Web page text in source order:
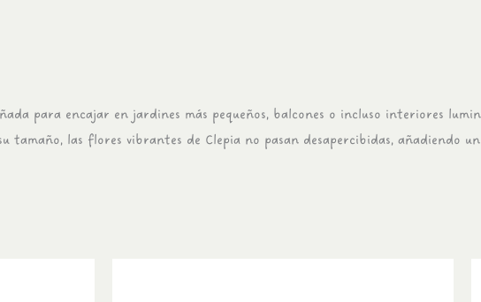
para encajar en jardines más pequeños, balcones o incluso interiores
tamaño, las flores vibrantes de Clepia no pasan desapercibidas, añadiendo